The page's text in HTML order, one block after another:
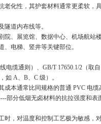
化性，其护套材料通常更柔软，
道内布线等。
、展览馆、数据中心、机场航站
电梯、竖井等关键部位。
电缆通则）、 GB/T 17650.1/2 （取自
如 A B C 级）。
成本通常比同规格的普通 PVC 电缆
部分低烟无卤材料的抗拉强度和表
时，对温度和控制工艺极为敏感